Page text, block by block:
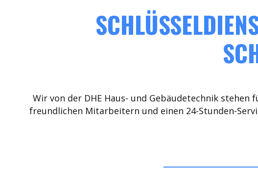
Wir von der DHE Haus- und Gebäudetechnik
freundlichen Mitarbeitern und einen 24-Stunden-